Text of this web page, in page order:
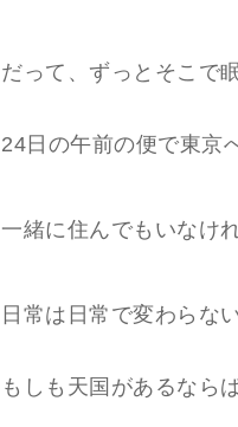
だって、ずっとそこで
24日の午前の便で東京
一緒に住んでもいなけ
日常は日常で変わらな
もしも天国があるならば